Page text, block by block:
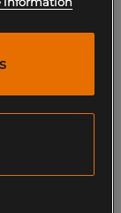
dages
på